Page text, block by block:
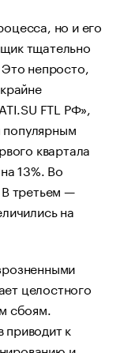
но и его
тщательно
непросто,
FTL РФ»,
квартала
13%. Во
третьем —
на
целостного
сбоям.
приводит к